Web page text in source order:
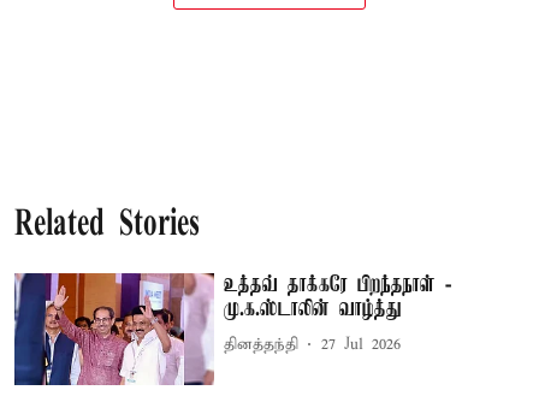
Related Stories
உத்தவ் தாக்கரே பிறந்தநாள் -
மு.க.ஸ்டாலின் வாழ்த்து
தினத்தந்தி 27 Jul 2026